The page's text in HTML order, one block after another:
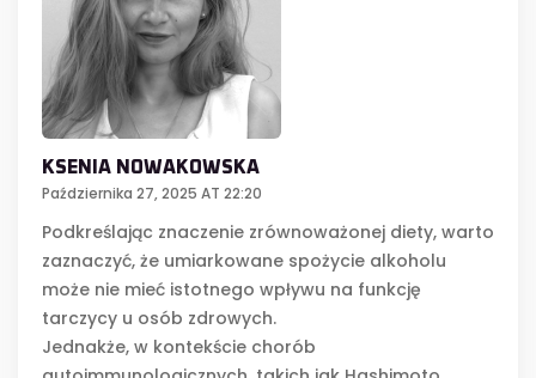
KSENIA NOWAKOWSKA
Października 27, 2025 AT 22:20
Podkreślając znaczenie zrównoważonej diety, warto
zaznaczyć, że umiarkowane spożycie alkoholu
może nie mieć istotnego wpływu na funkcję
tarczycy u osób zdrowych.
Jednakże, w kontekście chorób